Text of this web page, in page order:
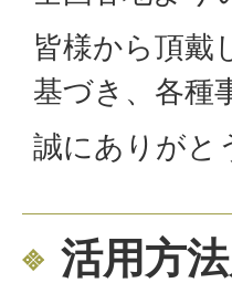
皆様から頂戴
基づき、各種
誠にありがと
活用方